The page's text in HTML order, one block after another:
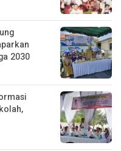
2030